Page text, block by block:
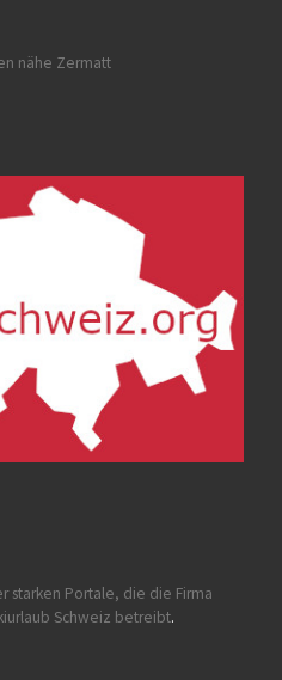
nähe Zermatt
starken Portale, die die Firma
Schweiz betreibt.